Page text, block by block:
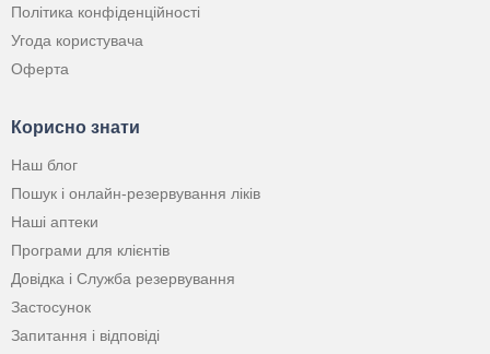
Політика конфіденційності
Угода користувача
Оферта
Корисно знати
Наш блог
Пошук і онлайн-резервування ліків
Наші аптеки
Програми для клієнтів
Довідка і Служба резервування
Застосунок
Запитання і відповіді